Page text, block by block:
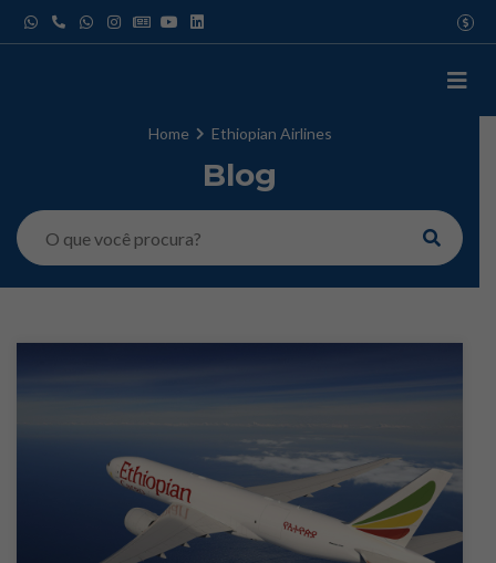
para
Home Ethiopian Airlines
Blog